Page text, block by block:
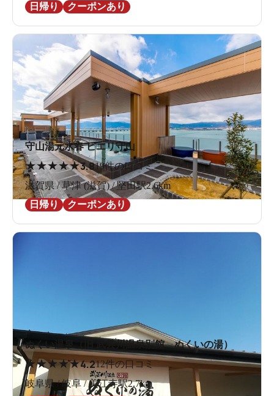
日帰り
クーポンあり
守山湯元水春 ピエリ守山
★★★★★3.819件の口コミ
滋賀県 / 草津 (滋賀) / 堅田駅2.6km
日帰り
クーポンあり
ぬくい温泉（旧 武芸川温泉別館 ぬくいの湯）
★★★★★4.212件の口コミ
岐阜県 / 岐阜 / 美江寺駅2.7km